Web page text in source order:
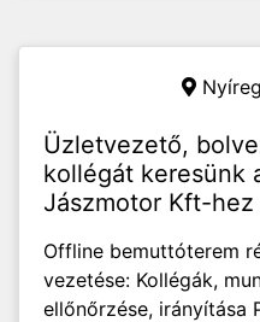
Üzletvezető,
kollégát keresünk
Jászmotor Kft-hez
Offline bemuttóterem
vezetése: Kollégák,
ellőnőrzése, irányítása